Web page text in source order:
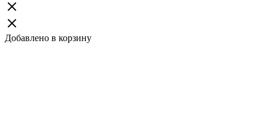
Добавлено в корзину